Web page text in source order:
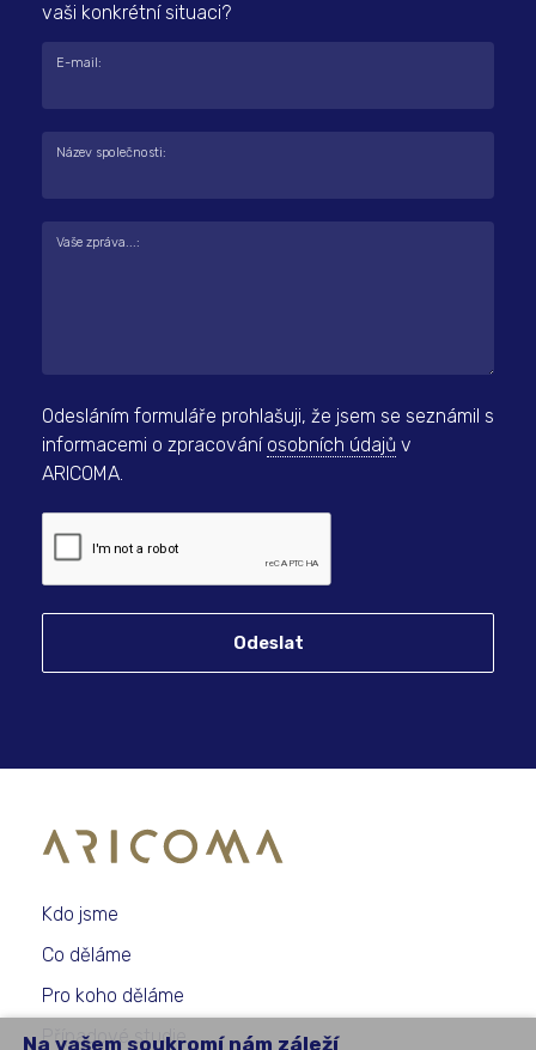
vaši konkrétní situaci?
E-mail:
Název společnosti:
Vaše zpráva...:
Odesláním formuláře prohlašuji, že jsem se seznámil s
informacemi o zpracování osobních údajů v
ARICOMA.
Odeslat
Na vašem soukromí nám záleží
Kdo jsme
Co děláme
Pro koho děláme
Případové studie